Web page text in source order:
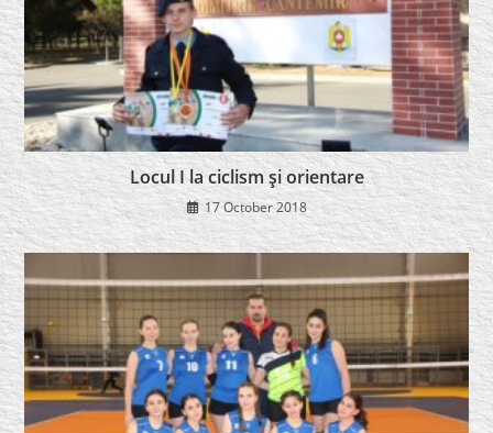
Locul I la ciclism şi orientare
17 October 2018